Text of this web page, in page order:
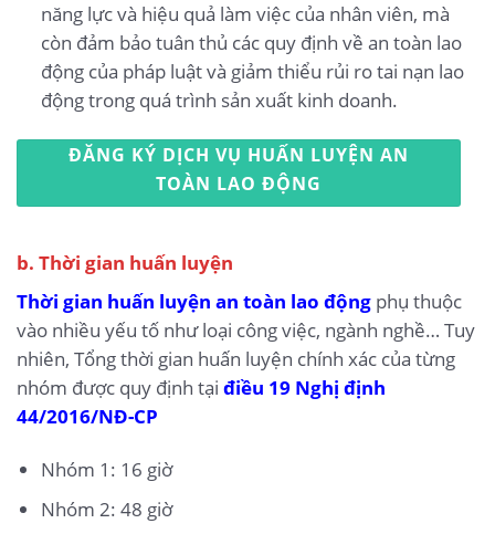
năng lực và hiệu quả làm việc của nhân viên, mà
còn đảm bảo tuân thủ các quy định về an toàn lao
động của pháp luật và giảm thiểu rủi ro tai nạn lao
động trong quá trình sản xuất kinh doanh.
ĐĂNG KÝ DỊCH VỤ HUẤN LUYỆN AN
TOÀN LAO ĐỘNG
b. Thời gian huấn luyện
Thời gian huấn luyện an toàn lao động phụ thuộc
vào nhiều yếu tố như loại công việc, ngành nghề… Tuy
nhiên, Tổng thời gian huấn luyện chính xác của từng
nhóm được quy định tại điều 19 Nghị định
44/2016/NĐ-CP
Nhóm 1: 16 giờ
Nhóm 2: 48 giờ